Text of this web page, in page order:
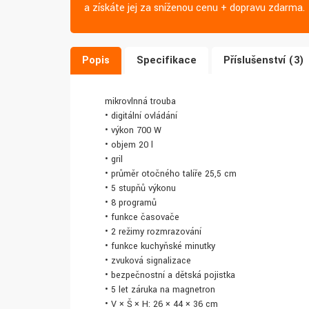
a získáte jej za sníženou cenu + dopravu zdarma.
Popis Specifikace Příslušenství (3)
mikrovlnná trouba
• digitální ovládání
• výkon 700 W
• objem 20 l
• gril
• průměr otočného talíře 25,5 cm
• 5 stupňů výkonu
• 8 programů
• funkce časovače
• 2 režimy rozmrazování
• funkce kuchyňské minutky
• zvuková signalizace
• bezpečnostní a dětská pojistka
• 5 let záruka na magnetron
• V × Š × H: 26 × 44 × 36 cm